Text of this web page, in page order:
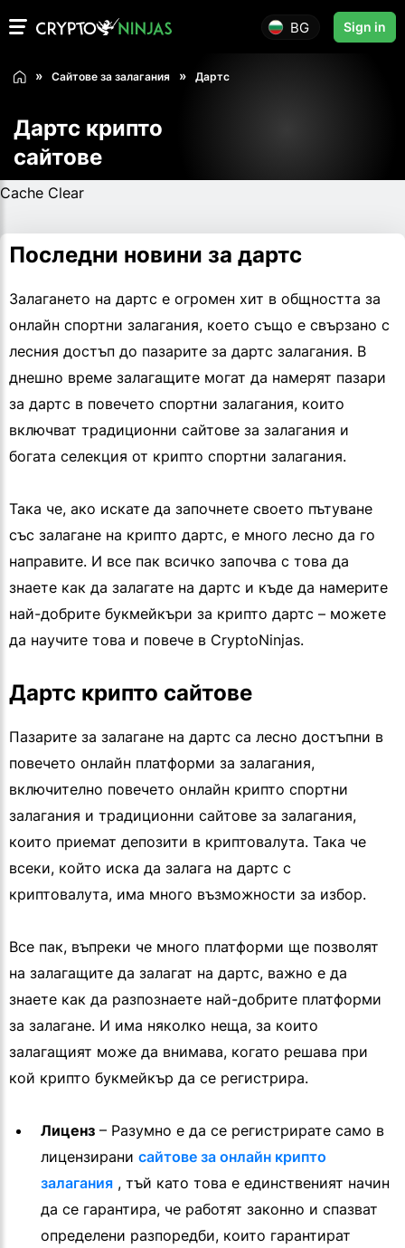
BG Sign in
Сайтове за залагания Дартс
Дартс крипто
сайтове
Cache Clear
Последни новини за дартс
Залагането на дартс е огромен хит в общността за
онлайн спортни залагания, което също е свързано с
лесния достъп до пазарите за дартс залагания. В
днешно време залагащите могат да намерят пазари
за дартс в повечето спортни залагания, които
включват традиционни сайтове за залагания и
богата селекция от крипто спортни залагания.
Така че, ако искате да започнете своето пътуване
със залагане на крипто дартс, е много лесно да го
направите. И все пак всичко започва с това да
знаете как да залагате на дартс и къде да намерите
най-добрите букмейкъри за крипто дартс – можете
да научите това и повече в CryptoNinjas.
Дартс крипто сайтове
Пазарите за залагане на дартс са лесно достъпни в
повечето онлайн платформи за залагания,
включително повечето онлайн крипто спортни
залагания и традиционни сайтове за залагания,
които приемат депозити в криптовалута. Така че
всеки, който иска да залага на дартс с
криптовалута, има много възможности за избор.
Все пак, въпреки че много платформи ще позволят
на залагащите да залагат на дартс, важно е да
знаете как да разпознаете най-добрите платформи
за залагане. И има няколко неща, за които
залагащият може да внимава, когато решава при
кой крипто букмейкър да се регистрира.
Лиценз – Разумно е да се регистрирате само в
лицензирани сайтове за онлайн крипто
залагания , тъй като това е единственият начин
да се гарантира, че работят законно и спазват
определени разпоредби, които гарантират